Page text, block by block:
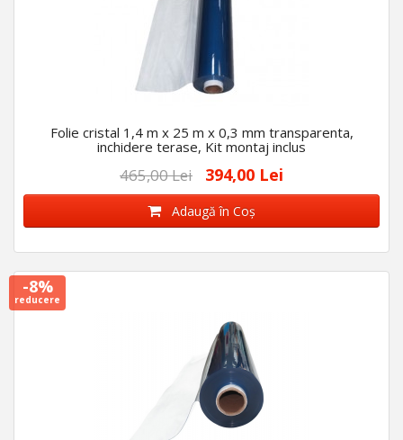
Folie cristal 1,4 m x 25 m x 0,3 mm transparenta,
inchidere terase, Kit montaj inclus
465,00 Lei 394,00 Lei
Adaugă în Coş
-8%
reducere